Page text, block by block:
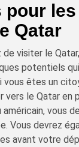
pour
Qatar
de visiter le
potentiels
vous êtes un
vers le Qatar en
vous
Vous devrez
avant votre